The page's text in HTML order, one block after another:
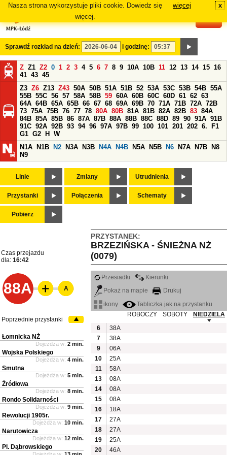
Nasza strona wykorzystuje pliki cookie. Dowiedz się
więcej.
więcej x
Sprawdź rozkład na dzień: i godzinę:
Z Z1 Z2 0 1 2 3 4 5 6 7 8 9 10A 10B 11 12 13 14 15 16
41 43 45
Z3 Z6 Z13 Z43 50A 50B 51A 51B 52 53A 53C 53B 54B 55A
55B 55C 56 57 58A 58B 59 60A 60B 60C 60D 61 62 63
64A 64B 65A 65B 66 67 68 69A 69B 70 71A 71B 72A 72B
73 75A 75B 76 77 78 80A 80B 81A 81B 82A 82B 83 84A
84B 85A 85B 86 87A 87B 88A 88B 88C 88D 89 90 91A 91B
91C 92A 92B 93 94 96 97A 97B 99 100 101 201 202 6.
F1
G1 G2 H
W
N1A
N1B N2 N3A N3B N4A N4B N5A N5B N6 N7A N7B
N8
N9
Linie Zmiany Utrudnienia
Przystanki Połączenia Schematy
Pobierz
PRZYSTANEK:
BRZEZIŃSKA - ŚNIEŻNA NŻ
(0079)
Czas przejazdu
dla: 16:42
88A
Przesiadki
Kierunki
Pokaż na mapie
Drukuj
ikony
Tabliczka jak na przystanku
ROBOCZY
SOBOTY
NIEDZIELA
6
38A
7
38A
9
06A
10
25A
11
58A
13
08A
14
08A
15
08A
16
18A
17
27A
18
27A
19
25A
20
46A
A
Poprzednie przystanki
Łomnicka NŻ
Dojeżdża w: 2 min.
Wojska Polskiego
Dojeżdża w: 4 min.
Smutna
Dojeżdża w: 5 min.
Źródłowa
Dojeżdża w: 8 min.
Rondo Solidarności
Dojeżdża w: 9 min.
Rewolucji 1905r.
Dojeżdża w: 10 min.
Narutowicza
Dojeżdża w: 12 min.
Pl. Dąbrowskiego